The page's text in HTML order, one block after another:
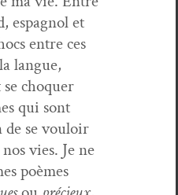
espag­nol et
entre ces
langue,
cho­quer
qui sont
de se vouloir
vies. Je ne
poèmes